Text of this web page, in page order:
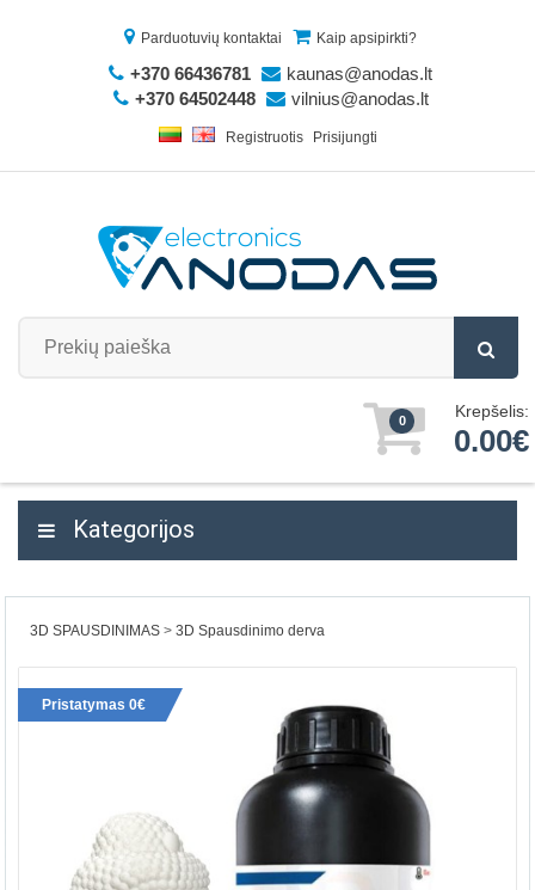
Parduotuvių kontaktai Kaip apsipirkti?
+370 66436781
kaunas@anodas.lt
+370 64502448
vilnius@anodas.lt
Registruotis Prisijungti
0 Krepšelis:
0.00€
Kategorijos
3D SPAUSDINIMAS 3D Spausdinimo derva
Pristatymas 0€